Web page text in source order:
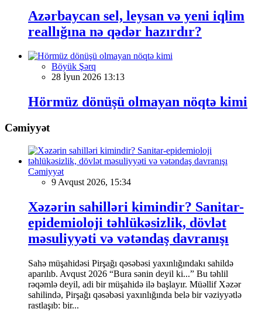
Azərbaycan sel, leysan və yeni iqlim
reallığına nə qədər hazırdır?
Böyük Şərq
28 İyun 2026 13:13
Hörmüz dönüşü olmayan nöqtə kimi
Cəmiyyət
Cəmiyyət
9 Avqust 2026, 15:34
Xəzərin sahilləri kimindir? Sanitar-
epidemioloji təhlükəsizlik, dövlət
məsuliyyəti və vətəndaş davranışı
Sahə müşahidəsi Pirşağı qəsəbəsi yaxınlığındakı sahildə
aparılıb. Avqust 2026 “Bura sənin deyil ki...” Bu təhlil
rəqəmlə deyil, adi bir müşahidə ilə başlayır. Müəllif Xəzər
sahilində, Pirşağı qəsəbəsi yaxınlığında belə bir vəziyyətlə
rastlaşıb: bir...